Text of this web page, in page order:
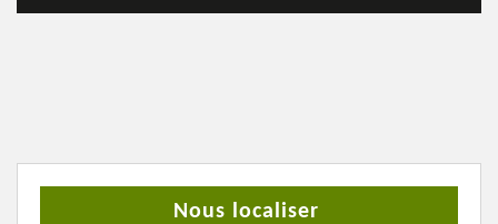
Nous localiser